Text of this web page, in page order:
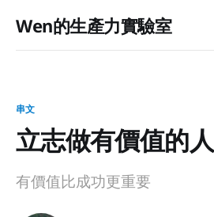
Wen的生產力實驗室
串文
立志做有價值的人
有價值比成功更重要